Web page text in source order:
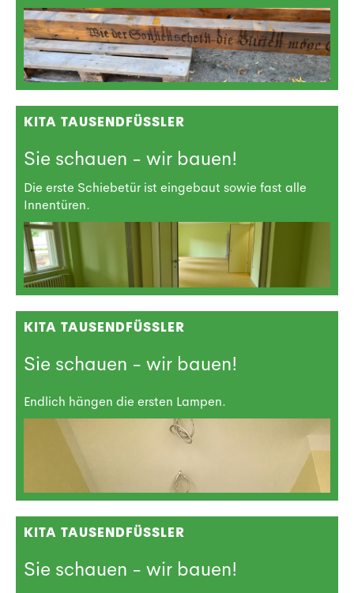
KITA TAUSENDFÜSSLER
Sie schauen - wir bauen!
Die erste Schiebetür ist eingebaut sowie fast alle
Innentüren.
KITA TAUSENDFÜSSLER
Sie schauen - wir bauen!
Endlich hängen die ersten Lampen.
KITA TAUSENDFÜSSLER
Sie schauen - wir bauen!